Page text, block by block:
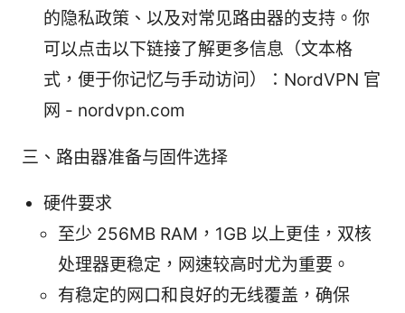
的隐私政策、以及对常见路由器的支持。你
可以点击以下链接了解更多信息（文本格
式，便于你记忆与手动访问）：NordVPN 官
网 - nordvpn.com
三、路由器准备与固件选择
硬件要求
至少 256MB RAM，1GB 以上更佳，双核
处理器更稳定，网速较高时尤为重要。
有稳定的网口和良好的无线覆盖，确保